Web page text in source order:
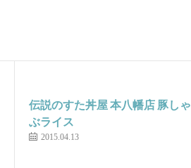
伝説のすた丼屋 本八幡店 豚しゃ
ぶライス
2015.04.13